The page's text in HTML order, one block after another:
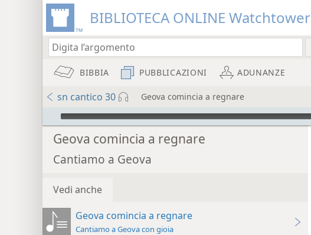
BIBLIOTECA ONLINE Watchtower
BIBBIA PUBBLICAZIONI ADUNANZE
sn cantico 30 Geova comincia a regnare
Audio Player
Geova comincia a regnare
Cantiamo a Geova
Vedi anche
Geova comincia a regnare
Cantiamo a Geova con gioia